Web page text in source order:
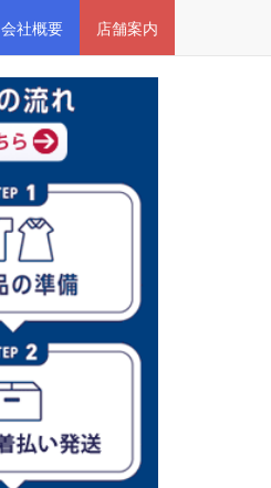
会社概要 店舗案内